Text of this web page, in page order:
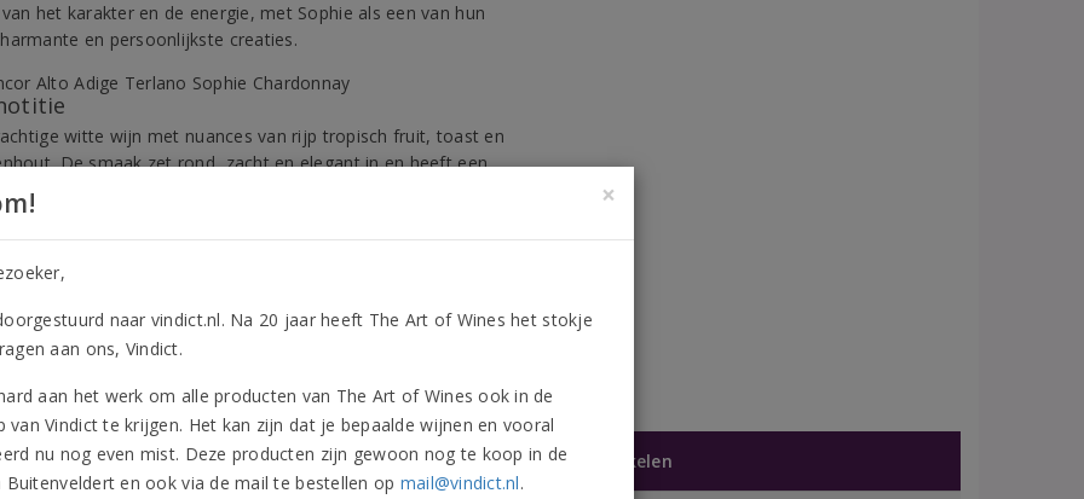
het karakter en de energie, met Sophie als een van hun
en persoonlijkste creaties.
witte wijn met nuances van rijp tropisch fruit, toast en
De smaak zet rond, zacht en elegant in en heeft een
afdronk.
bij
deze bijzondere witte wijn met kreeft, rijke visgerechten of
vanaf 1 à 2 jaar na oogst, gemakkelijk 6 tot 7 jaar houdbaar.
Onderscheidingen Beoordelingen Vergelijkbare artikelen
×
naar vindict.nl. Na 20 jaar heeft The Art of Wines het stokje
aan ons, Vindict.
aan het werk om alle producten van The Art of Wines ook in de
van Vindict te krijgen. Het kan zijn dat je bepaalde wijnen en vooral
nu nog even mist. Deze producten zijn gewoon nog te koop in de
Buitenveldert en ook via de mail te bestellen op mail@vindict.nl.